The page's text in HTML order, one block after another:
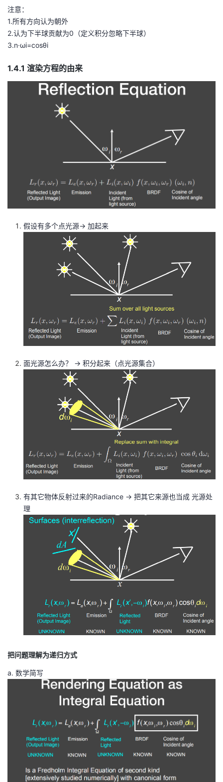
t)
注意：
1.所有方向认为朝外
2.认为下半球贡献为0（定义积分忽略下半球）
3.n·ωi=cosθi
1.4.1 渲染方程的由来
假设有多个点光源-> 加起来
面光源怎么办？ -> 积分起来（点光源集合）
有其它物体反射过来的Radiance -> 把其它来源也当成 光源处
理
把问题理解为递归方式
a. 数学简写